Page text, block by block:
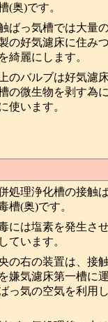
(奥)です。
ばっ気槽では大量
の好気濾床に住み
綺麗にします。
のバルブは好気濾
の微生物を剥す為
使います。
処理浄化槽の接触
槽(奥)です。
には塩素を発生さ
ています。
の右の装置は、接
嫌気濾床第一槽に
っ気の空気を利用